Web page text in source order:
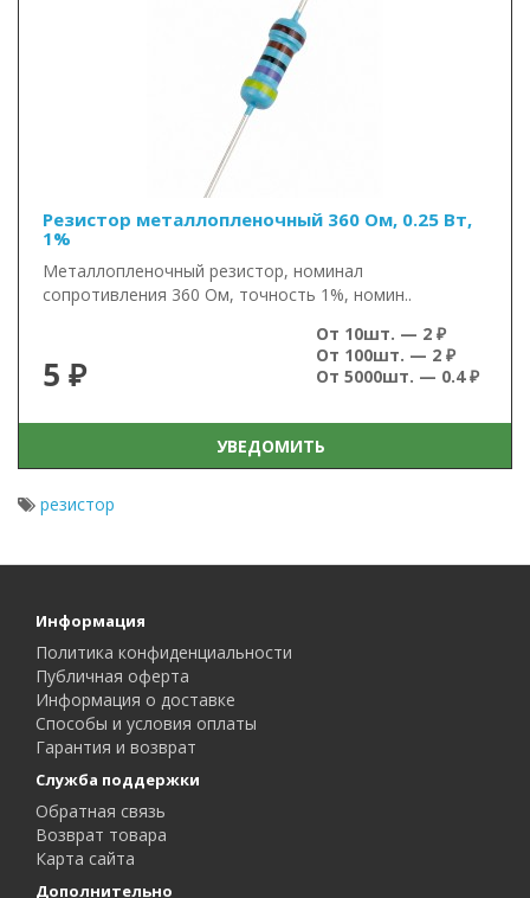
Резистор металлопленочный 360 Ом, 0.25 Вт,
1%
Металлопленочный резистор, номинал
сопротивления 360 Ом, точность 1%, номин..
5 ₽
От 10шт. — 2 ₽
От 100шт. — 2 ₽
От 5000шт. — 0.4 ₽
УВЕДОМИТЬ
резистор
Информация
Политика конфиденциальности
Публичная оферта
Информация о доставке
Способы и условия оплаты
Гарантия и возврат
Служба поддержки
Обратная связь
Возврат товара
Карта сайта
Дополнительно